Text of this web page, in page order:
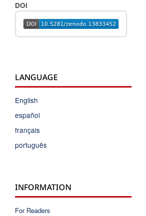
DOI
LANGUAGE
English
español
français
português
INFORMATION
For Readers